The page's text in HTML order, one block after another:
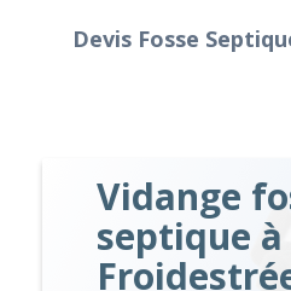
Devis Fosse
Vidange
septique à